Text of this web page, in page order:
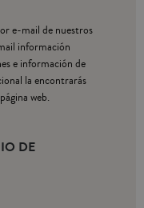
e-mail de nuestros
información
e información de
la encontrarás
web.
DE